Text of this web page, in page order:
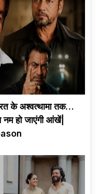
के अश्वत्थामा तक…
नम हो जाएंगी आंखें|